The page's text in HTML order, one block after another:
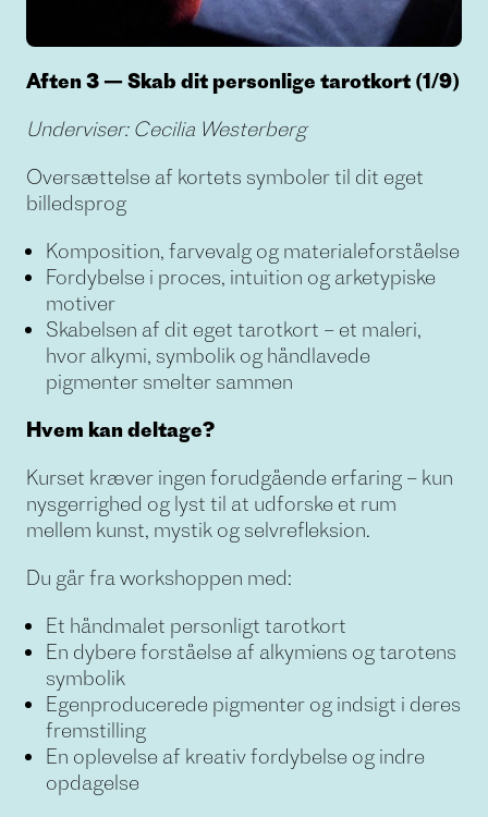
Aften 3 — Skab dit personlige tarotkort (1/9)
Underviser: Cecilia Westerberg
Oversættelse af kortets symboler til dit eget
billedsprog
Komposition, farvevalg og materialeforståelse
Fordybelse i proces, intuition og arketypiske
motiver
Skabelsen af dit eget tarotkort – et maleri,
hvor alkymi, symbolik og håndlavede
pigmenter smelter sammen
Hvem kan deltage?
Kurset kræver ingen forudgående erfaring – kun
nysgerrighed og lyst til at udforske et rum
mellem kunst, mystik og selvrefleksion.
Du går fra workshoppen med:
Et håndmalet personligt tarotkort
En dybere forståelse af alkymiens og tarotens
symbolik
Egenproducerede pigmenter og indsigt i deres
fremstilling
En oplevelse af kreativ fordybelse og indre
opdagelse